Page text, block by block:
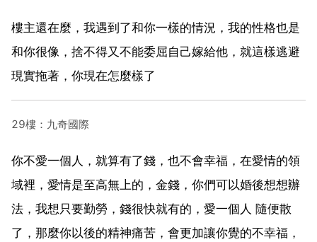
樓主還在麼，我遇到了和你一樣的情況，我的性格也是
和你很像，捨不得又不能委屈自己嫁給他，就這樣逃避
現實拖著，你現在怎麼樣了
29樓：九奇國際
你不愛一個人，就算有了錢，也不會幸福，在愛情的領
域裡，愛情是至高無上的，金錢，你們可以婚後想想辦
法，我想只要勤勞，錢很快就有的，愛一個人 隨便散
了，那麼你以後的精神痛苦，會更加讓你覺的不幸福，